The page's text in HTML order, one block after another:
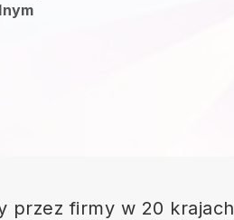
przez firmy w 20 krajach